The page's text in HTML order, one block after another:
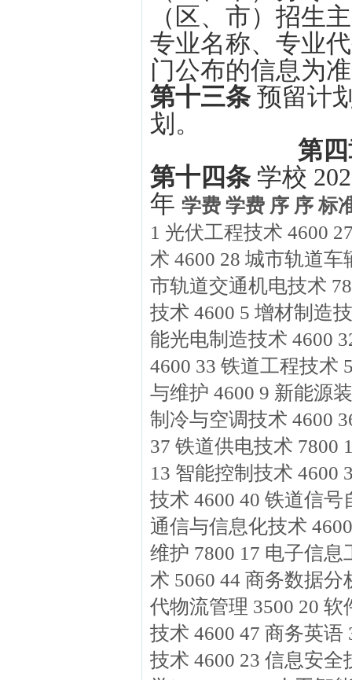
（区、市）招生
专业名称、专业
门公布的信息为
第十三条预留计
划。
第
第十四条 学校
年 学费 学费 序 序 标
1 光伏工程技术 4600
术 4600 28 城市轨道
市轨道交通机电技术
技术 4600 5 增材制造
能光电制造技术 4600
4600 33 铁道工程技术
与维护 4600 9 新能源
制冷与空调技术 4600
37 铁道供电技术 7800
13 智能控制技术 4600
技术 4600 40 铁道信
通信与信息化技术
维护 7800 17 电子信
术 5060 44 商务数据
代物流管理 3500 20
技术 4600 47 商务英
技术 4600 23 信息安